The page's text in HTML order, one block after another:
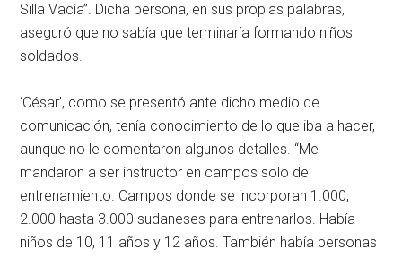
Silla Vacía”. Dicha persona, en sus propias palabras,
aseguró que no sabía que terminaría formando niños
soldados.
‘César’, como se presentó ante dicho medio de
comunicación, tenía conocimiento de lo que iba a hacer,
aunque no le comentaron algunos detalles. “Me
mandaron a ser instructor en campos solo de
entrenamiento. Campos donde se incorporan 1.000,
2.000 hasta 3.000 sudaneses para entrenarlos. Había
niños de 10, 11 años y 12 años. También había personas